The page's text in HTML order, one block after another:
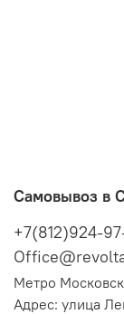
Самовывоз в
+7(812)924-
Метро
Адрес: улица